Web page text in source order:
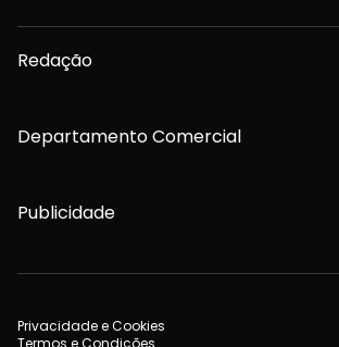
Redação
Departamento Comercial
Publicidade
Privacidade e Cookies
Termos e Condições